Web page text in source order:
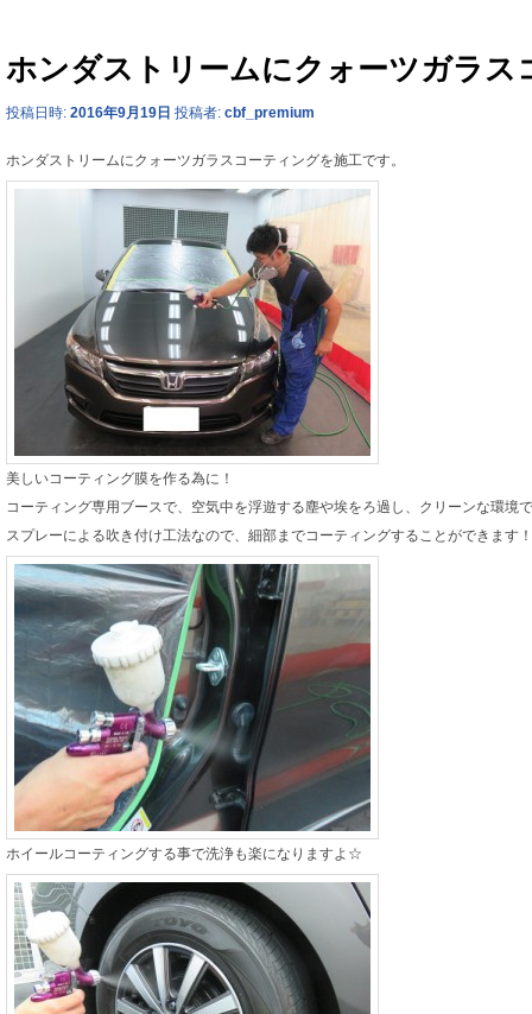
ホンダストリームにクォーツガラス
投稿日時: 2016年9月19日 投稿者: cbf_premium
ホンダストリームにクォーツガラスコーティングを施工です。
美しいコーティング膜を作る為に！
コーティング専用ブースで、空気中を浮遊する塵や埃をろ過し、クリーンな環境
スプレーによる吹き付け工法なので、細部までコーティングすることができます！
ホイールコーティングする事で洗浄も楽になりますよ☆